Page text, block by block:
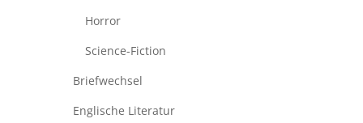
Horror
Science-Fiction
Briefwechsel
Englische Literatur